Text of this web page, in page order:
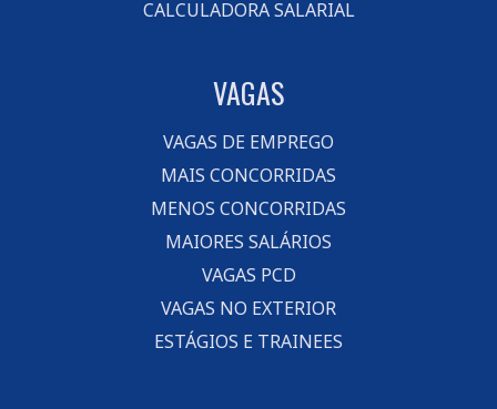
CALCULADORA SALARIAL
VAGAS
VAGAS DE EMPREGO
MAIS CONCORRIDAS
MENOS CONCORRIDAS
MAIORES SALÁRIOS
VAGAS PCD
VAGAS NO EXTERIOR
ESTÁGIOS E TRAINEES